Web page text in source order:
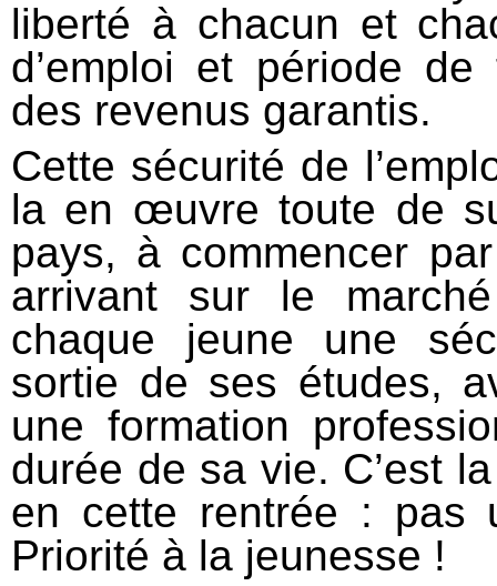
liberté à chacun et
d’emploi et période
des revenus garantis.
Cette sécurité de
la en œuvre toute de
pays, à commencer
arrivant sur le
chaque jeune une
sortie de ses études,
une formation
durée de sa vie. C’est
en cette rentrée : pas
Priorité à la jeunesse !